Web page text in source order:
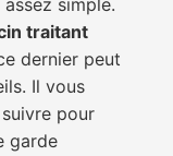
simple.
traitant
dernier peut
Il vous
pour
garde